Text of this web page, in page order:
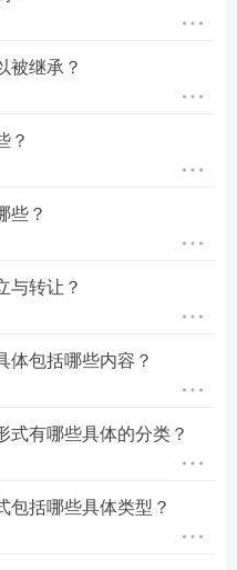
被继承？
？
些？
与转让？
体包括哪些内容？
式有哪些具体的分类？
包括哪些具体类型？